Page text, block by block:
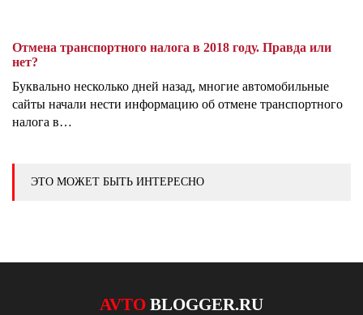
Отмена транспортного налога в 2018 году. Правда или
нет?
Буквально несколько дней назад, многие автомобильные
сайты начали нести информацию об отмене транспортного
налога в…
ЭТО МОЖЕТ БЫТЬ ИНТЕРЕСНО
AVTO BLOGGER.RU